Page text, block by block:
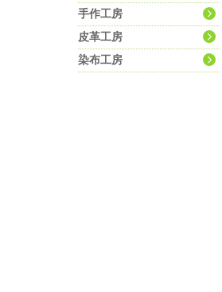
手作工房
皮革工房
染布工房